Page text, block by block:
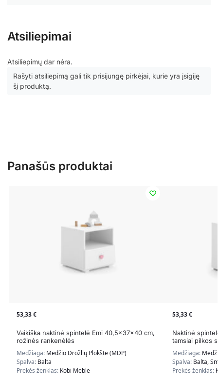
Atsiliepimai
Atsiliepimų dar nėra.
Rašyti atsiliepimą gali tik prisijungę pirkėjai, kurie yra įsigiję
šį produktą.
Panašūs produktai
53,33€
Vaikiška naktinė spintelė Emi 40,5x37x40 cm,
rožinės rankenėlės
Medžiaga: Medžio Drožlių Plokštė (MDP)
Spalva: Balta
Prekės ženklas: Kobi Meble
53,33€
Naktinė
tamsiai pilkos
Medžiaga:
Spalva: Balta,
Prekės ženklas: